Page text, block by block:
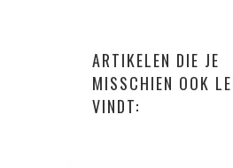
ARTIKELEN DIE JE
MISSCHIEN OOK
VINDT: